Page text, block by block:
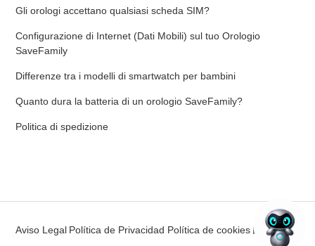
Gli orologi accettano qualsiasi scheda SIM?
Configurazione di Internet (Dati Mobili) sul tuo Orologio
SaveFamily
Differenze tra i modelli di smartwatch per bambini
Quanto dura la batteria di un orologio SaveFamily?
Politica di spedizione
Aviso Legal Política de Privacidad Política de cookies Italiano